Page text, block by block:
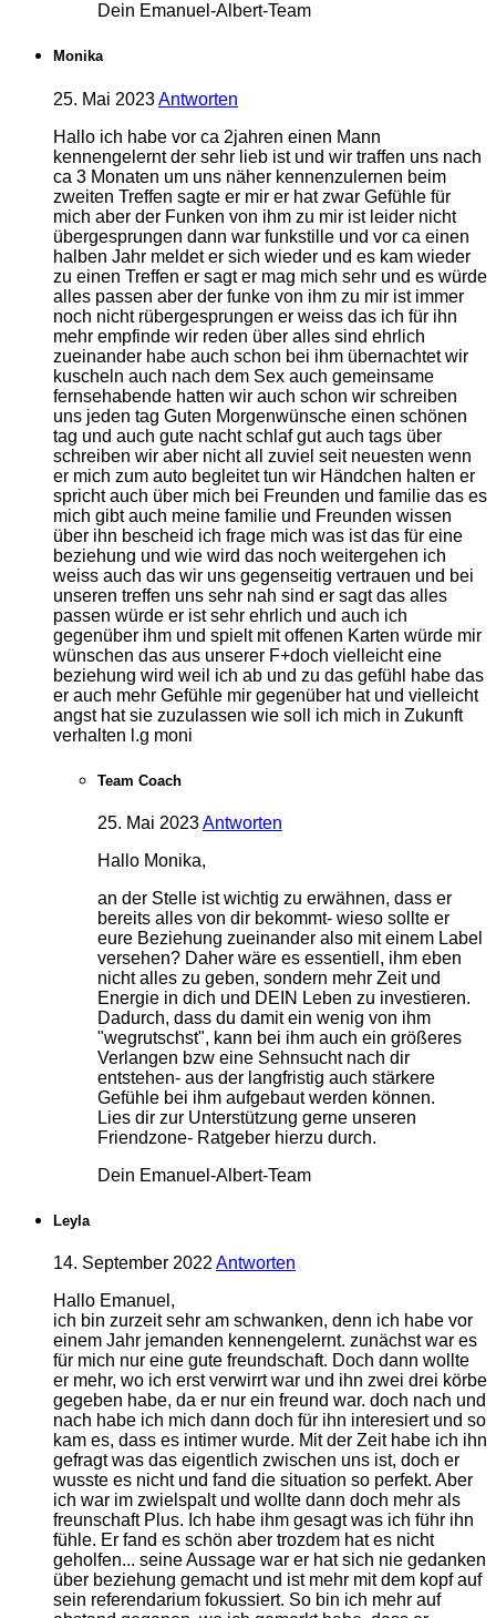
Dein Emanuel-Albert-Team
Monika
25. Mai 2023Antworten
Hallo ich habe vor ca 2jahren einen Mann
kennengelernt der sehr lieb ist und wir traffen uns nach
ca 3 Monaten um uns näher kennenzulernen beim
zweiten Treffen sagte er mir er hat zwar Gefühle für
mich aber der Funken von ihm zu mir ist leider nicht
übergesprungen dann war funkstille und vor ca einen
halben Jahr meldet er sich wieder und es kam wieder
zu einen Treffen er sagt er mag mich sehr und es würde
alles passen aber der funke von ihm zu mir ist immer
noch nicht rübergesprungen er weiss das ich für ihn
mehr empfinde wir reden über alles sind ehrlich
zueinander habe auch schon bei ihm übernachtet wir
kuscheln auch nach dem Sex auch gemeinsame
fernsehabende hatten wir auch schon wir schreiben
uns jeden tag Guten Morgenwünsche einen schönen
tag und auch gute nacht schlaf gut auch tags über
schreiben wir aber nicht all zuviel seit neuesten wenn
er mich zum auto begleitet tun wir Händchen halten er
spricht auch über mich bei Freunden und familie das es
mich gibt auch meine familie und Freunden wissen
über ihn bescheid ich frage mich was ist das für eine
beziehung und wie wird das noch weitergehen ich
weiss auch das wir uns gegenseitig vertrauen und bei
unseren treffen uns sehr nah sind er sagt das alles
passen würde er ist sehr ehrlich und auch ich
gegenüber ihm und spielt mit offenen Karten würde mir
wünschen das aus unserer F+doch vielleicht eine
beziehung wird weil ich ab und zu das gefühl habe das
er auch mehr Gefühle mir gegenüber hat und vielleicht
angst hat sie zuzulassen wie soll ich mich in Zukunft
verhalten l.g moni
Team Coach
25. Mai 2023Antworten
Hallo Monika,
an der Stelle ist wichtig zu erwähnen, dass er
bereits alles von dir bekommt- wieso sollte er
eure Beziehung zueinander also mit einem Label
versehen? Daher wäre es essentiell, ihm eben
nicht alles zu geben, sondern mehr Zeit und
Energie in dich und DEIN Leben zu investieren.
Dadurch, dass du damit ein wenig von ihm
"wegrutschst", kann bei ihm auch ein größeres
Verlangen bzw eine Sehnsucht nach dir
entstehen- aus der langfristig auch stärkere
Gefühle bei ihm aufgebaut werden können.
Lies dir zur Unterstützung gerne unseren
Friendzone- Ratgeber hierzu durch.
Dein Emanuel-Albert-Team
Leyla
14. September 2022 Antworten
Hallo Emanuel,
ich bin zurzeit sehr am schwanken, denn ich habe vor
einem Jahr jemanden kennengelernt. zunächst war es
für mich nur eine gute freundschaft. Doch dann wollte
er mehr, wo ich erst verwirrt war und ihn zwei drei körbe
gegeben habe, da er nur ein freund war. doch nach und
nach habe ich mich dann doch für ihn interesiert und so
kam es, dass es intimer wurde. Mit der Zeit habe ich ihn
gefragt was das eigentlich zwischen uns ist, doch er
wusste es nicht und fand die situation so perfekt. Aber
ich war im zwielspalt und wollte dann doch mehr als
freunschaft Plus. Ich habe ihm gesagt was ich führ ihn
fühle. Er fand es schön aber trozdem hat es nicht
geholfen... seine Aussage war er hat sich nie gedanken
über beziehung gemacht und ist mehr mit dem kopf auf
sein referendarium fokussiert. So bin ich mehr auf